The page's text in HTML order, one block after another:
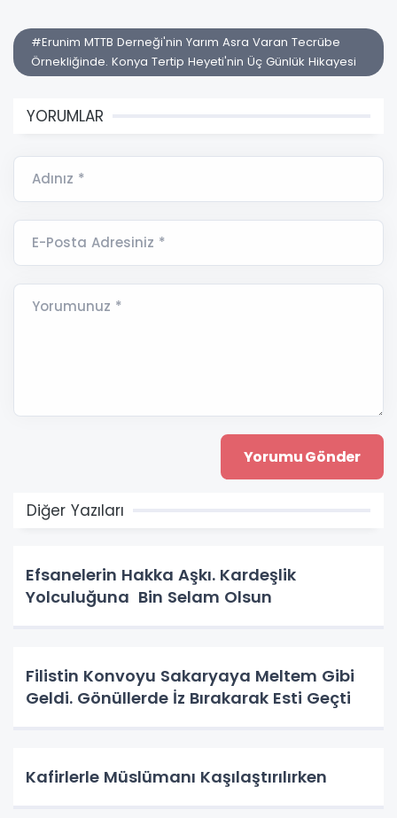
#Erunim MTTB Derneği'nin Yarım Asra Varan Tecrübe
Örnekliğinde. Konya Tertip Heyeti'nin Üç Günlük Hikayesi
YORUMLAR
Adınız *
E-Posta Adresiniz *
Yorumunuz *
Diğer Yazıları
Efsanelerin Hakka Aşkı. Kardeşlik
Yolculuğuna Bin Selam Olsun
Filistin Konvoyu Sakaryaya Meltem Gibi
Geldi. Gönüllerde İz Bırakarak Esti Geçti
Kafirlerle Müslümanı Kaşılaştırılırken